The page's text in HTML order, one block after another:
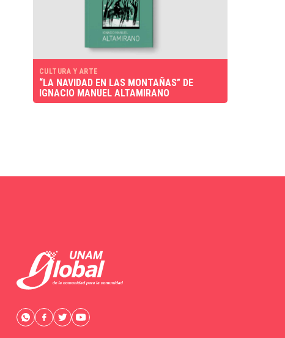
CULTURA Y ARTE
“LA NAVIDAD EN LAS MONTAÑAS” DE
IGNACIO MANUEL ALTAMIRANO